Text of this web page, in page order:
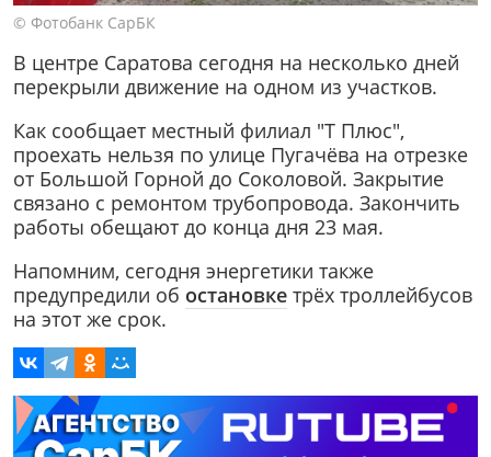
© Фотобанк СарБК
В центре Саратова сегодня на несколько дней
перекрыли движение на одном из участков.
Как сообщает местный филиал "Т Плюс",
проехать нельзя по улице Пугачёва на отрезке
от Большой Горной до Соколовой. Закрытие
связано с ремонтом трубопровода. Закончить
работы обещают до конца дня 23 мая.
Напомним, сегодня энергетики также
предупредили об остановке трёх троллейбусов
на этот же срок.